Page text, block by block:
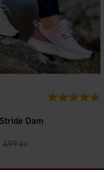
Dam
Betyg:
499 kr